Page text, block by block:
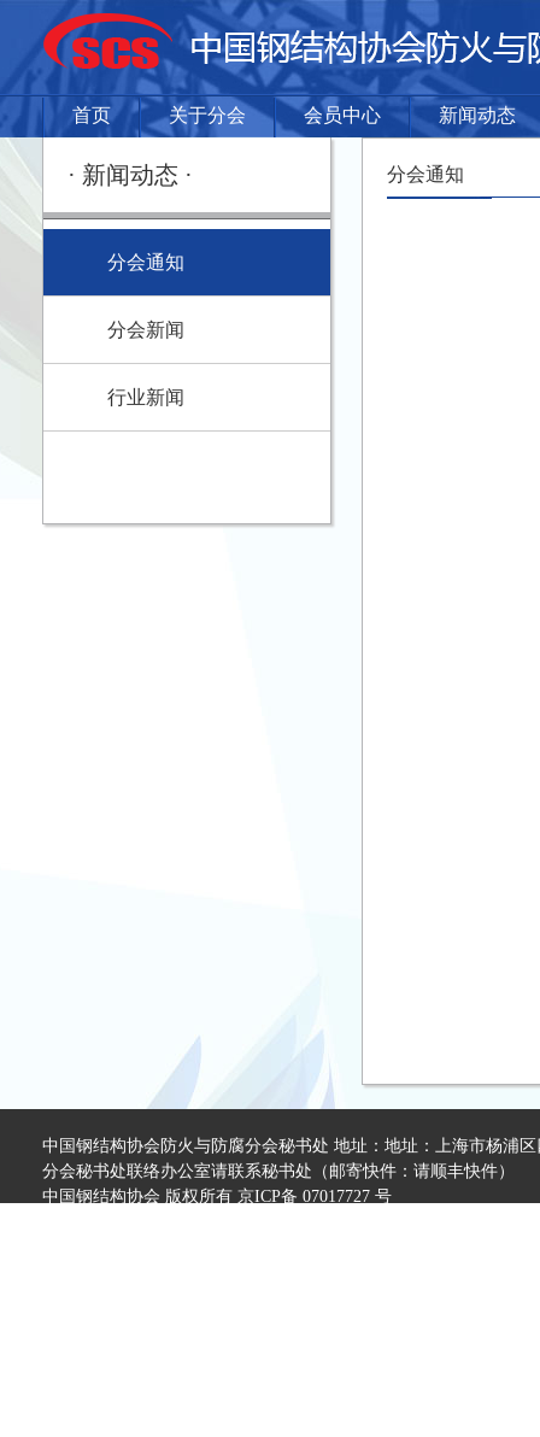
首页 关于分会 会员中心 新闻动态
· 新闻动态 ·
分会通知
分会新闻
行业新闻
分会通知
中国钢结构协会防火与防腐分会秘书处 地址：地址：上海市杨浦
分会秘书处联络办公室请联系秘书处（邮寄快件：请顺丰快件）
中国钢结构协会 版权所有 京ICP备 07017727 号